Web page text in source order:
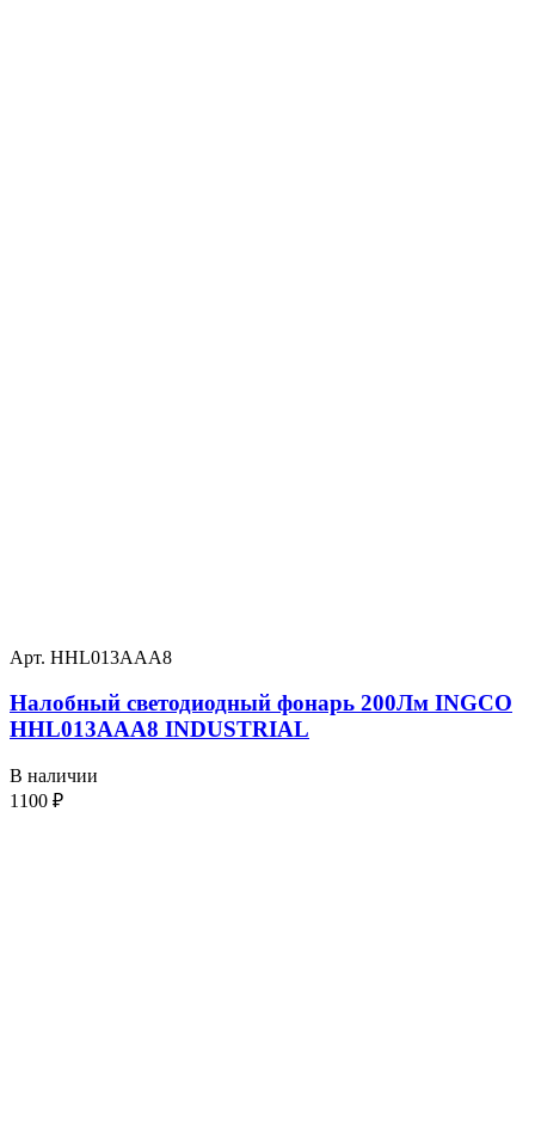
Арт. HHL013AAA8
Налобный светодиодный фонарь 200Лм INGCO
HHL013AAA8 INDUSTRIAL
В наличии
1100 ₽